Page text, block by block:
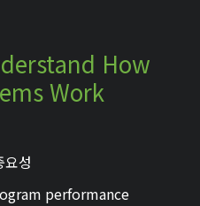
How
Work
요성
performance